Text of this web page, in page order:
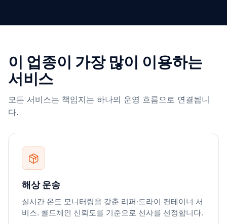
이 업종이 가장 많이 이용하는
서비스
모든 서비스는 책임지는 하나의 운영 흐름으로 연결됩니
다.
해상 운송
실시간 온도 모니터링을 갖춘 리퍼·드라이 컨테이너 서
비스. 콜드체인 신뢰도를 기준으로 선사를 선정합니다.